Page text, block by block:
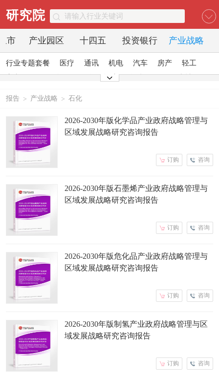
研究院
市 产业园区 十四五 投资银行 产业战略
行业专题套餐 医疗 通讯 机电 汽车 房产
轻工
酒店
报告 > 产业战略 > 石化
2026-2030年版化学品产业政府战略管理与
区域发展战略研究咨询报告
咨询
订购
2026-2030年版石墨烯产业政府战略管理与
区域发展战略研究咨询报告
咨询
订购
2026-2030年版危化品产业政府战略管理与
区域发展战略研究咨询报告
咨询
订购
2026-2030年版制氢产业政府战略管理与区
域发展战略研究咨询报告
咨询
订购